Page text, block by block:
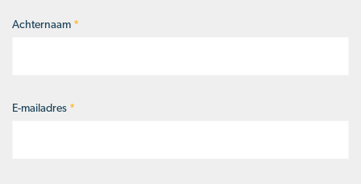
Achternaam *
E-mailadres *